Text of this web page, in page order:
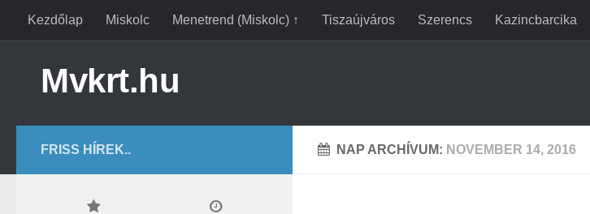
Kezdőlap Miskolc Menetrend (Miskolc) ↑ Tiszaújváros Szerencs Kazincbarcika
Mvkrt.hu
NAP ARCHÍVUM: NOVEMBER 14, 2016
FRISS HÍREK..